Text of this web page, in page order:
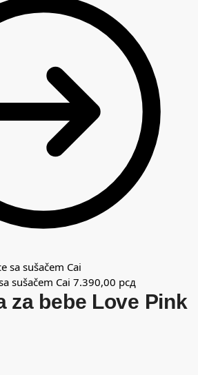
sušačem Cai 7.390,00 рсд
za bebe Love Pink